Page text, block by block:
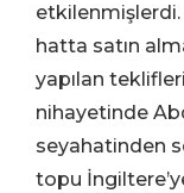
hatta satın
yapılan
nihayetinde
seyahatinden
topu